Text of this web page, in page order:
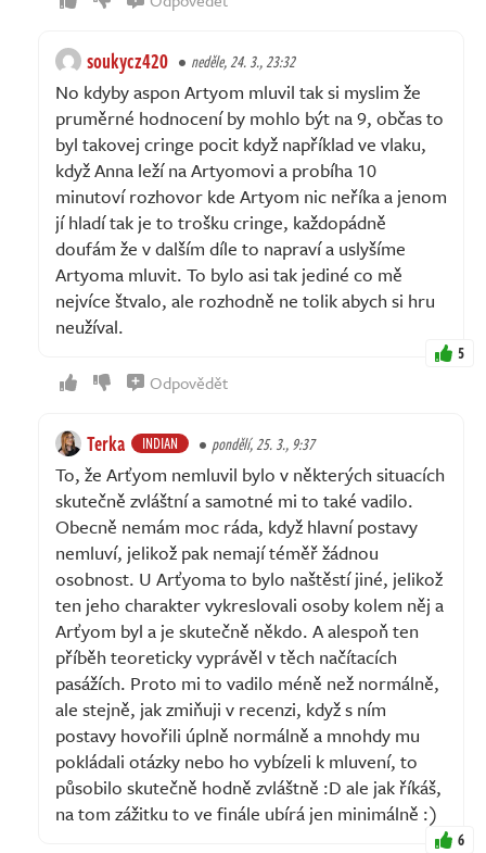
soukycz420 neděle, 24. 3., 23:32
No kdyby aspon Artyom mluvil tak si myslim že
pruměrné hodnocení by mohlo být na 9, občas to
byl takovej cringe pocit když například ve vlaku,
když Anna leží na Artyomovi a probíha 10
minutoví rozhovor kde Artyom nic neříka a jenom
jí hladí tak je to trošku cringe, každopádně
doufám že v dalším díle to napraví a uslyšíme
Artyoma mluvit. To bylo asi tak jediné co mě
nejvíce štvalo, ale rozhodně ne tolik abych si hru
neužíval.
5
Odpovědět
Terka INDIAN pondělí, 25. 3., 9:37
To, že Arťyom nemluvil bylo v některých situacích
skutečně zvláštní a samotné mi to také vadilo.
Obecně nemám moc ráda, když hlavní postavy
nemluví, jelikož pak nemají téměř žádnou
osobnost. U Arťyoma to bylo naštěstí jiné, jelikož
ten jeho charakter vykreslovali osoby kolem něj a
Arťyom byl a je skutečně někdo. A alespoň ten
příběh teoreticky vyprávěl v těch načítacích
pasážích. Proto mi to vadilo méně než normálně,
ale stejně, jak zmiňuji v recenzi, když s ním
postavy hovořili úplně normálně a mnohdy mu
pokládali otázky nebo ho vybízeli k mluvení, to
působilo skutečně hodně zvláštně :D ale jak říkáš,
na tom zážitku to ve finále ubírá jen minimálně :)
6